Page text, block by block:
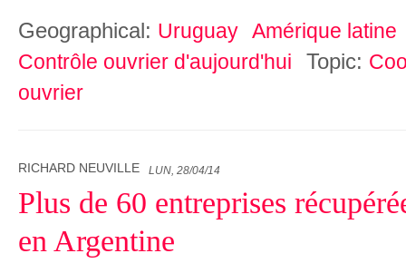
Geographical: Uruguay Amérique latine
Contrôle ouvrier d'aujourd'hui
Topic:
ouvrier
RICHARD NEUVILLE LUN, 28/04/14
Plus de 60 entreprises
en Argentine